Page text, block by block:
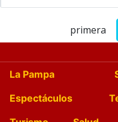
primera
La Pampa
Espectáculos